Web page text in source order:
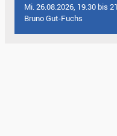
Mi. 26.08.2026, 19.30 bis
Bruno Gut-Fuchs